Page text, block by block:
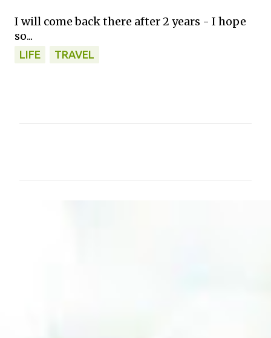
I will come back there after 2 years - I hope
so...
LIFE TRAVEL